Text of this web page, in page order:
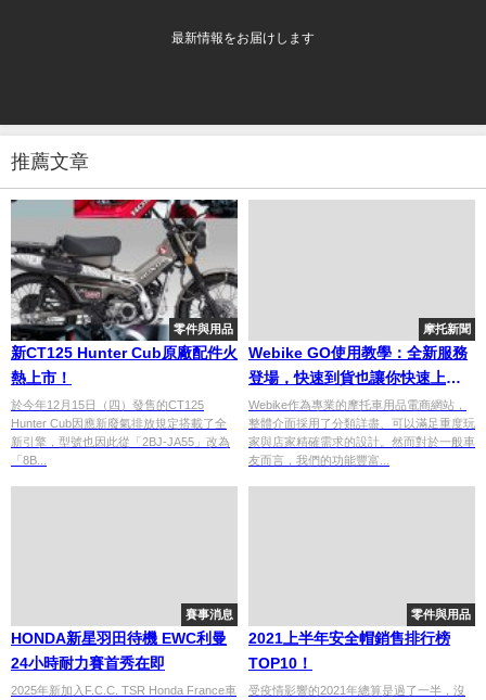
最新情報をお届けします
推薦文章
零件與用品
新CT125 Hunter Cub原廠配件火
熱上市！
於今年12月15日（四）發售的CT125
Hunter Cub因應新廢氣排放規定搭載了全
新引擎，型號也因此從「2BJ-JA55」改為
「8B...
摩托新聞
Webike GO使用教學：全新服務
登場，快速到貨也讓你快速上
手！
Webike作為專業的摩托車用品電商網站，
整體介面採用了分類詳盡、可以滿足重度玩
家與店家精確需求的設計。然而對於一般車
友而言，我們的功能豐富...
賽事消息
HONDA新星羽田待機 EWC利曼
24小時耐力賽首秀在即
2025年新加入F.C.C. TSR Honda France車
零件與用品
2021上半年安全帽銷售排行榜
TOP10！
受疫情影響的2021年總算是過了一半，沒